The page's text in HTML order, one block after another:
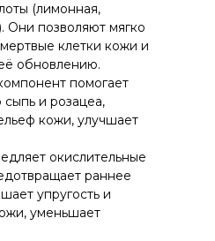
(лимонная,
Они позволяют мягко
клетки кожи и
обновлению.
помогает
сыпь и розацеа,
кожи, улучшает
окислительные
раннее
упругость и
уменьшает